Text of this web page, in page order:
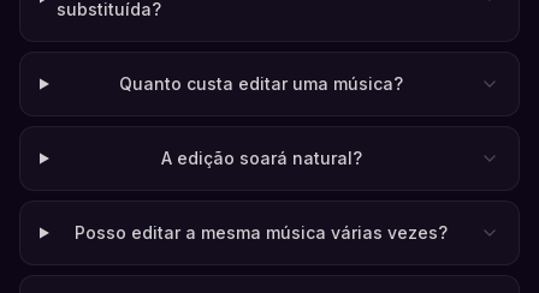
substituída?
Quanto custa editar uma música?
A edição soará natural?
Posso editar a mesma música várias vezes?